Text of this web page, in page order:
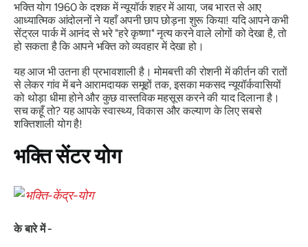
भक्ति योग 1960 के दशक में न्यूयॉर्क शहर में आया, जब भारत से आए
आध्यात्मिक आंदोलनों ने यहाँ अपनी छाप छोड़ना शुरू किया! यदि आपने कभी
सेंट्रल पार्क में आनंद से भरे "हरे कृष्णा"नृत्य करने वाले लोगों को देखा है, तो
हो सकता है कि आपने भक्ति को व्यवहार में देखा हो।
यह आज भी उतना ही प्रभावशाली है। मोमबत्ती की रोशनी में कीर्तन की रातों
से लेकर गांव में बने आरामदायक समूहों तक, इसका मकसद न्यूयॉर्कवासियों
को थोड़ा धीमा होने और कुछ वास्तविक महसूस करने की याद दिलाना है।
सच कहूँ तो?यह आपके स्वास्थ्य, विकास और कल्याण के लिए सबसे
शक्तिशाली योग है!
भक्ति सेंटर योग
के बारे में -